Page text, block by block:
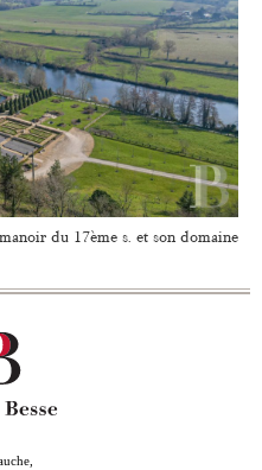
du 17ème s. et son domaine